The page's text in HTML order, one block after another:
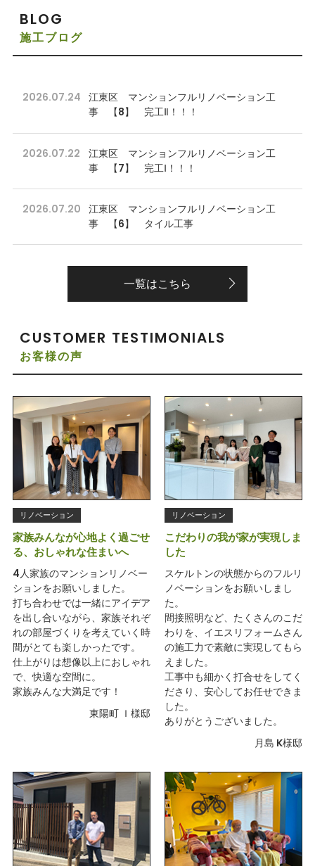
BLOG
施工ブログ
2026.07.24
江東区 マンションフルリノベーション工
事 【8】 完工Ⅱ！！！
2026.07.22
江東区 マンションフルリノベーション工
事 【7】 完工Ⅰ！！！
2026.07.20
江東区 マンションフルリノベーション工
事 【6】 タイル工事
一覧はこちら
CUSTOMER TESTIMONIALS
お客様の声
リノベーション
家族みんなが心地よく過ごせ
る、おしゃれな住まいへ
4人家族のマンションリノベー
ションをお願いしました。
打ち合わせでは一緒にアイデア
を出し合いながら、家族それぞ
れの部屋づくりを考えていく時
間がとても楽しかったです。
仕上がりは想像以上におしゃれ
で、快適な空間に。
家族みんな大満足です！
東陽町 Ｉ様邸
リノベーション
こだわりの我が家が実現しま
した
スケルトンの状態からのフルリ
ノベーションをお願いしまし
た。
間接照明など、たくさんのこだ
わりを、イエスリフォームさん
の施工力で素敵に実現してもら
えました。
工事中も細かく打合せをしてく
ださり、安心してお任せできま
した。
ありがとうございました。
月島 K様邸